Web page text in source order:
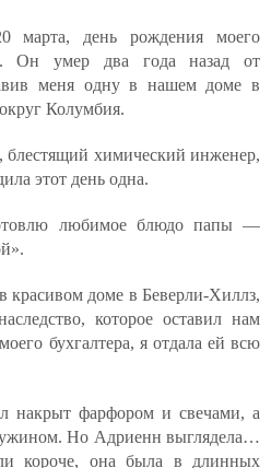
марта, день рождения моего
Он умер два года назад от
меня одну в нашем доме в
Колумбия.
химический инженер,
этот день одна.
любимое блюдо папы —
доме в Беверли-Хиллз,
которое оставил нам
бухгалтера, я отдала ей всю
накрыт фарфором и свечами, а
Но Адриенн выглядела…
короче, она была в длинных